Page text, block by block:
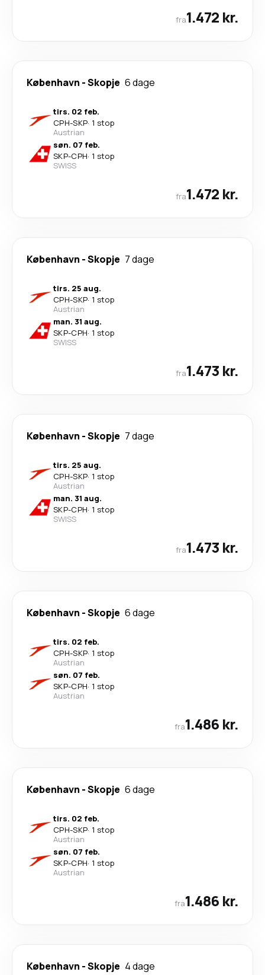
fra1.472 kr.
København -Skopje 6 dage
tirs. 02 feb.
CPH-SKP· 1 stop
Austrian
søn. 07 feb.
SKP-CPH· 1 stop
SWISS
fra1.472 kr.
København -Skopje 7 dage
tirs. 25 aug.
CPH-SKP· 1 stop
Austrian
man. 31 aug.
SKP-CPH· 1 stop
SWISS
fra1.473 kr.
København -Skopje 7 dage
tirs. 25 aug.
CPH-SKP· 1 stop
Austrian
man. 31 aug.
SKP-CPH· 1 stop
SWISS
fra1.473 kr.
København -Skopje 6 dage
tirs. 02 feb.
CPH-SKP· 1 stop
Austrian
søn. 07 feb.
SKP-CPH· 1 stop
Austrian
fra1.486 kr.
København -Skopje 6 dage
tirs. 02 feb.
CPH-SKP· 1 stop
Austrian
søn. 07 feb.
SKP-CPH· 1 stop
Austrian
fra1.486 kr.
København -Skopje 4 dage